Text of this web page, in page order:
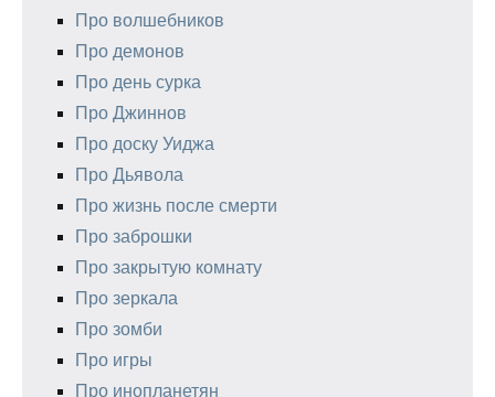
Про волшебников
Про демонов
Про день сурка
Про Джиннов
Про доску Уиджа
Про Дьявола
Про жизнь после смерти
Про заброшки
Про закрытую комнату
Про зеркала
Про зомби
Про игры
Про инопланетян